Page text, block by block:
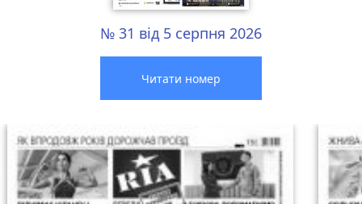
№ 31 від 5 серпня 2026
Читати номер